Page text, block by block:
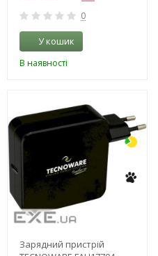
0
У кошик
В наявності
Зарядний пристрій